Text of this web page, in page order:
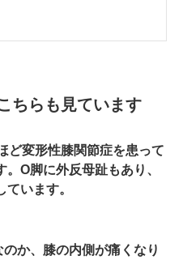
ちらも見ています
ど変形性膝関節症を患って
。O脚に外反母趾もあり、
ています。
のか、膝の内側が痛くなり